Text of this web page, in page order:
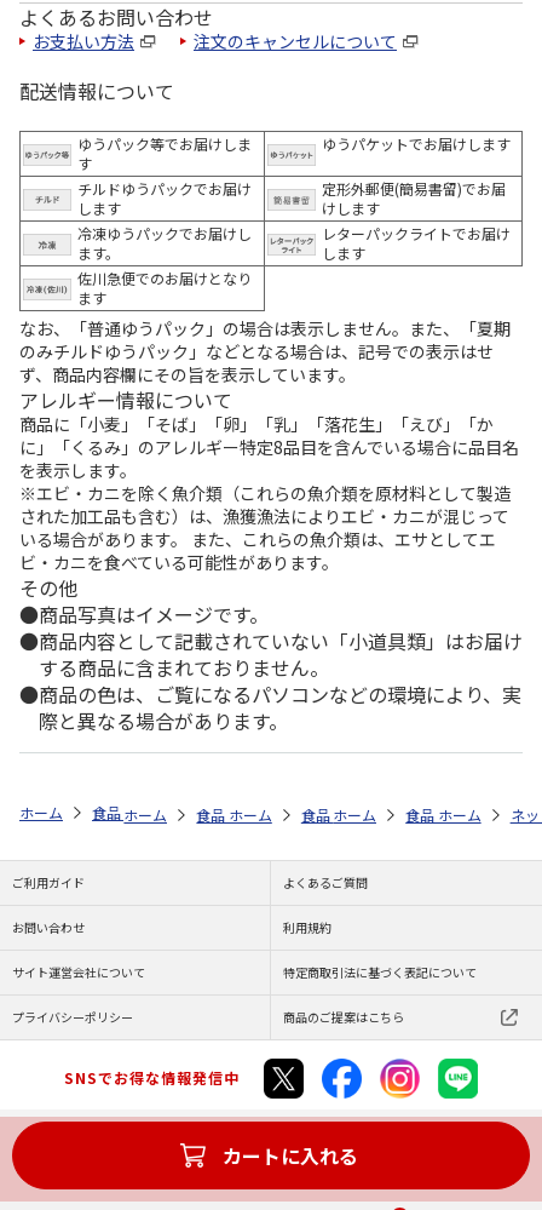
よくあるお問い合わせ
お支払い方法 注文のキャンセルについて
配送情報について
ゆうパック等でお届けしま
す
ゆうパケットでお届けします
チルドゆうパックでお届け
します
定形外郵便(簡易書留)でお届
けします
冷凍ゆうパックでお届けし
ます。
レターパックライトでお届け
します
佐川急便でのお届けとなり
ます
なお、「普通ゆうパック」の場合は表示しません。また、「夏期
のみチルドゆうパック」などとなる場合は、記号での表示はせ
ず、商品内容欄にその旨を表示しています。
アレルギー情報について
商品に「小麦」「そば」「卵」「乳」「落花生」「えび」「か
に」「くるみ」のアレルギー特定8品目を含んでいる場合に品目名
を表示します。
※エビ・カニを除く魚介類（これらの魚介類を原材料として製造
された加工品も含む）は、漁獲漁法によりエビ・カニが混じって
いる場合があります。 また、これらの魚介類は、エサとしてエ
ビ・カニを食べている可能性があります。
その他
商品写真はイメージです。
商品内容として記載されていない「小道具類」はお届け
する商品に含まれておりません。
商品の色は、ご覧になるパソコンなどの環境により、実
際と異なる場合があります。
カートに入れる
ホーム 食品・グルメストア おせち料理特集・通販 2027年 カテゴリ
ホーム 食品・グルメストア おせち料理特集・通販
ホーム 食品・グルメストア おせち料理
ホーム 食品・グルメストア
ホーム ネ
ご利用ガイド よくあるご質問
お問い合わせ 利用規約
サイト運営会社について 特定商取引法に基づく表記について
プライバシーポリシー 商品のご提案はこちら
SNSでお得な情報発信中